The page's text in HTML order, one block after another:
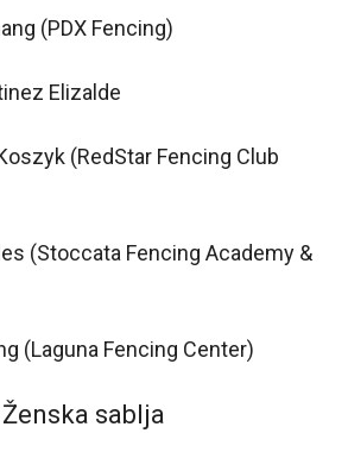
(PDX Fencing)
Elizalde
(RedStar Fencing Club
(Stoccata Fencing Academy &
(Laguna Fencing Center)
sablja